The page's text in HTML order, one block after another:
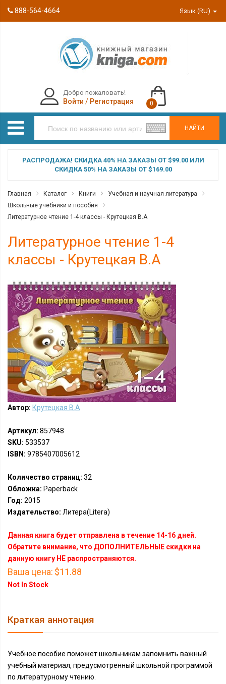
888-564-4664 Язык (RU)
НАЙТИ
Добро пожаловать!
Войти / Регистрация 0
РАСПРОДАЖА! СКИДКА 40% НА ЗАКАЗЫ ОТ $99.00 ИЛИ
СКИДКА 50% НА ЗАКАЗЫ ОТ $169.00
Главная Каталог Книги
Учебная и научная литература
Школьные учебники и пособия
Литературное чтение 1-4 классы - Крутецкая В.А
Литературное чтение 1-4
классы - Крутецкая В.А
Автор: Крутецкая В.А
Артикул: 857948
SKU: 533537
ISBN: 9785407005612
Количество страниц: 32
Обложка: Paperback
Год: 2015
Издательство: Литера(Litera)
Данная книга будет отправлена в течение 14-16 дней.
Обратите внимание, что ДОПОЛНИТЕЛЬНЫЕ скидки на
данную книгу НЕ распространяются.
Ваша цена: $11.88
Not In Stock
Краткая аннотация
Учебное пособие поможет школьникам запомнить важный
учебный материал, предусмотренный школьной программой
по литературному чтению.